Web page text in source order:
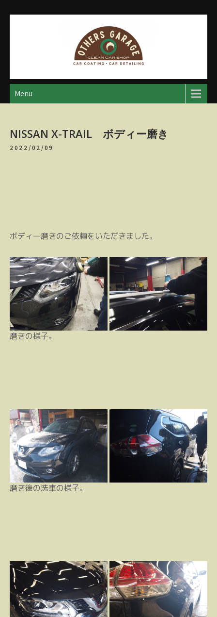
アザースガレージ
【神奈川・厚木・愛川】カーメンテナンス
Menu
NISSAN X-TRAIL ボディー磨き
2022/02/09
ボディー磨きのご依頼をいただきました。
磨きの様子。
磨き後の洗車の様子。